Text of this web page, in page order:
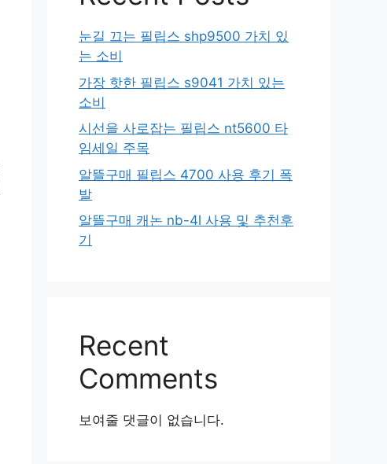
눈길 끄는 필립스 shp9500 가치 있
는 소비
가장 핫한 필립스 s9041 가치 있는
소비
시선을 사로잡는 필립스 nt5600 타
임세일 주목
알뜰구매 필립스 4700 사용 후기 폭
발
알뜰구매 캐논 nb-4l 사용 및 추천후
기
Recent
Comments
보여줄 댓글이 없습니다.